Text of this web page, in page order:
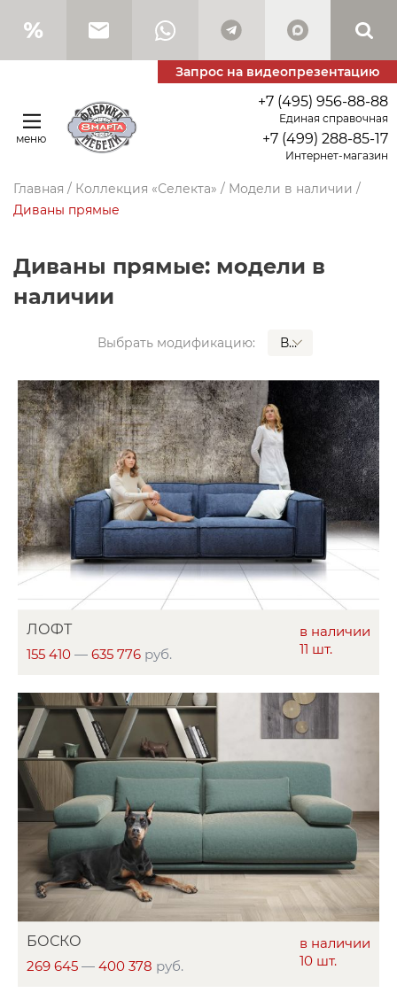
Запрос на видеопрезентацию
меню
+7 (495) 956-88-88
Единая справочная
+7 (499) 288-85-17
Интернет-магазин
Главная / Коллекция «Селекта» / Модели в наличии /
Диваны прямые
Диваны прямые: модели в
наличии
Выбрать модификацию: ВСЕ
в наличии
11 шт.
ЛОФТ
155 410 — 635 776 руб.
в наличии
10 шт.
БОСКО
269 645 — 400 378 руб.